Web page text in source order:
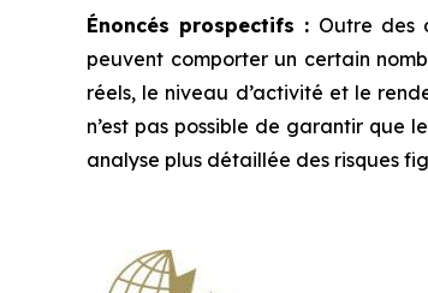
Énoncés prospectifs : Outre des
peuvent comporter un certain
réels, le niveau d’activité et le
n’est pas possible de garantir que
analyse plus détaillée des risques